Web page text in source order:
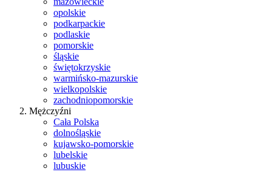
opolskie
podkarpackie
podlaskie
pomorskie
śląskie
świętokrzyskie
warmińsko-mazurskie
wielkopolskie
zachodniopomorskie
Mężczyźni
Cała Polska
dolnośląskie
kujawsko-pomorskie
lubelskie
lubuskie